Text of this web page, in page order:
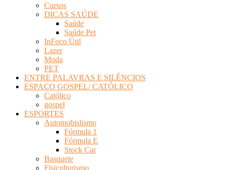
Cursos
DICAS SAÚDE
Saúde
Saúde Pet
InFoco Útil
Lazer
Moda
PET
ENTRE PALAVRAS E SILÊNCIOS
ESPAÇO GOSPEL/ CATÓLICO
Católico
gospel
ESPORTES
Automobislismo
Fórmula 1
Fórmula E
Stock Car
Basquete
Fisiculturismo